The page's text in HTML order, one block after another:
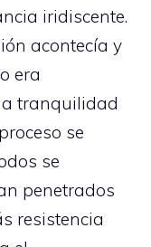
iridiscente.
acontecía y
era
tranquilidad
se
se
penetrados
resistencia